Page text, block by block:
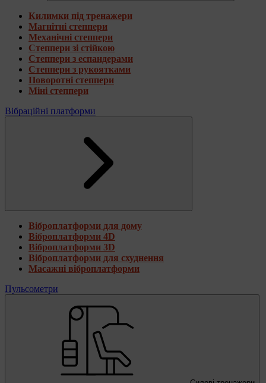
Килимки під тренажери
Магнітні степпери
Механічні степпери
Степпери зі стійкою
Степпери з еспандерами
Степпери з рукоятками
Поворотні степпери
Міні степпери
Вібраційні платформи
Віброплатформи для дому
Віброплатформи 4D
Віброплатформи 3D
Віброплатформи для схуднення
Масажні віброплатформи
Пульсометри